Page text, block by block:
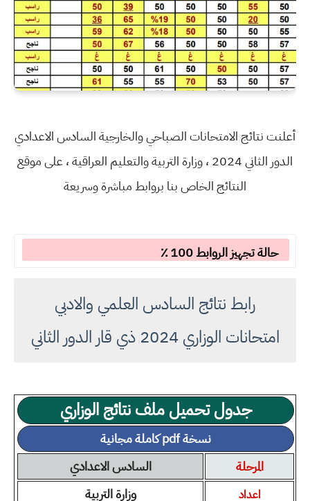
أعلنت نتائج الامتحانات الصباحي والخارجية السادس الاعدادي
الدور الثاني 2024 ، وزارة التربية والتعليم العراقية ، على موقع
النتائج الخاص بنا بروابط مباشرة وسريعة
حالة تجهيز الروابط 100 ٪
رابط نتائج السادس العلمي والادبي
امتحانات الوزاري 2024 ذي قار الدور الثاني
جدول تحميل ملف نتائج الوزاري
نسخة pdf كاملة مجانية
المرحلة
السادس الاعدادي
اعداد وزارة التربية